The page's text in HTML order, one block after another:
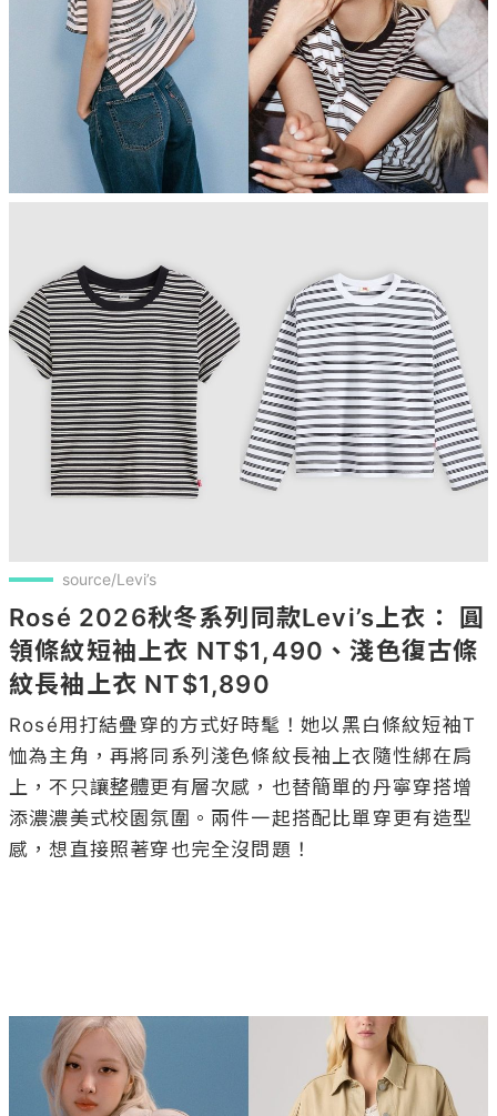
source/Levi’s
Rosé 2026秋冬系列同款Levi’s上衣： 圓
領條紋短袖上衣 NT$1,490、淺色復古條
紋長袖上衣 NT$1,890
Rosé用打結疊穿的方式好時髦！她以黑白條紋短袖T
恤為主角，再將同系列淺色條紋長袖上衣隨性綁在肩
上，不只讓整體更有層次感，也替簡單的丹寧穿搭增
添濃濃美式校園氛圍。兩件一起搭配比單穿更有造型
感，想直接照著穿也完全沒問題！